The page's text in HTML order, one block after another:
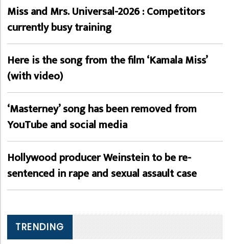
Miss and Mrs. Universal-2026 : Competitors
currently busy training
Here is the song from the film ‘Kamala Miss’
(with video)
‘Masterney’ song has been removed from
YouTube and social media
Hollywood producer Weinstein to be re-
sentenced in rape and sexual assault case
TRENDING